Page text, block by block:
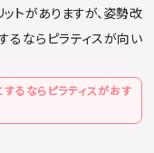
ットがありますが、姿勢改
るならピラティスが向い
するならピラティスがおす